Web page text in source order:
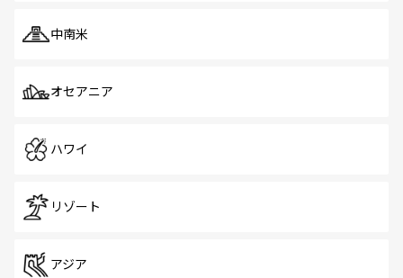
中南米
オセアニア
ハワイ
リゾート
アジア